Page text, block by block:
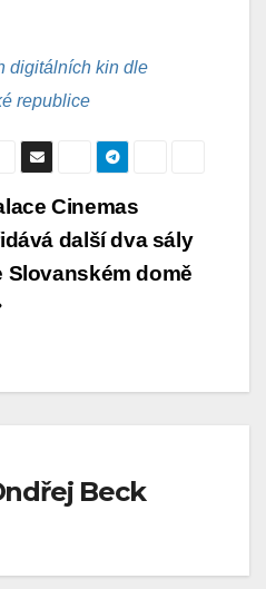
digitálních kin dle
republice
Cinemas
další dva sály
Slovanském domě
Beck